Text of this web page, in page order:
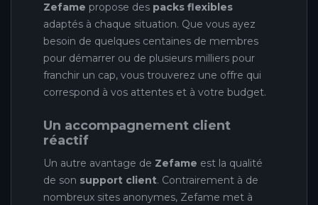
Zefame propose des packs flexibles
adaptés à chaque situation. Que vous ayez
besoin de quelques centaines de membres
pour démarrer ou de plusieurs milliers pour
franchir un cap, vous trouverez une offre qui
correspond à vos attentes et à votre budget.
Un accompagnement client
réactif
Un autre avantage de Zefame est la qualité
de son support client. Contrairement à de
nombreux sites anonymes, Zefame met à